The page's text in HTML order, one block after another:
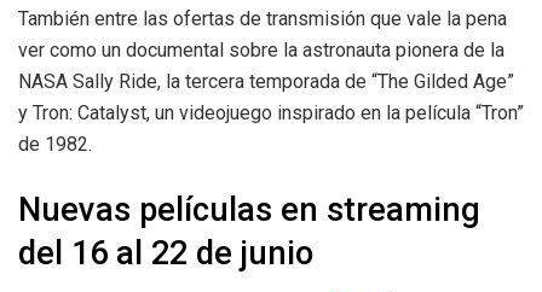
También entre las ofertas de transmisión que vale la pena
ver como un documental sobre la astronauta pionera de la
NASA Sally Ride, la tercera temporada de “The Gilded Age”
y Tron: Catalyst, un videojuego inspirado en la película “Tron”
de 1982.
Nuevas películas en streaming
del 16 al 22 de junio